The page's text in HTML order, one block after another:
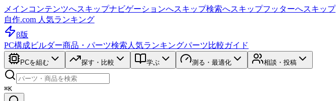
メインコンテンツへスキップナビゲーションへスキップ検索へスキップフッターへスキップ
自作.com 人気ランキング
β版
PC構成ビルダー商品・パーツ検索 人気ランキングパーツ比較ガイド
PCを組む 探す・比較 学ぶ 測る・最適化 相談・投稿
⌘K